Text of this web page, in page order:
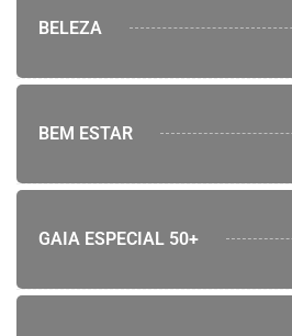
BELEZA
BEM ESTAR
GAIA ESPECIAL 50+